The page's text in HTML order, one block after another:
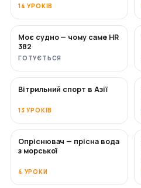
14 УРОКІВ
СКОРО
Моє судно — чому саме HR
382
ГОТУЄТЬСЯ
СКОРО
Вітрильний спорт в Азії
13 УРОКІВ
СКОРО
Опріснювач — прісна вода
з морської
4 УРОКИ